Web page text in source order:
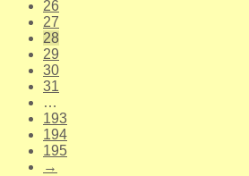
26
27
28
29
30
31
…
193
194
195
→